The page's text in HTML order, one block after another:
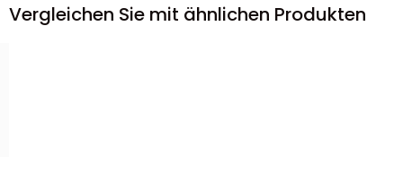
Vergleichen Sie mit ähnlichen Produkten